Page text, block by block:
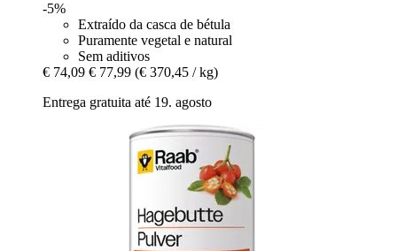
-5%
Extraído da casca de bétula
Puramente vegetal e natural
Sem aditivos
€ 74,09 € 77,99 (€ 370,45 / kg)
Entrega gratuita até 19. agosto